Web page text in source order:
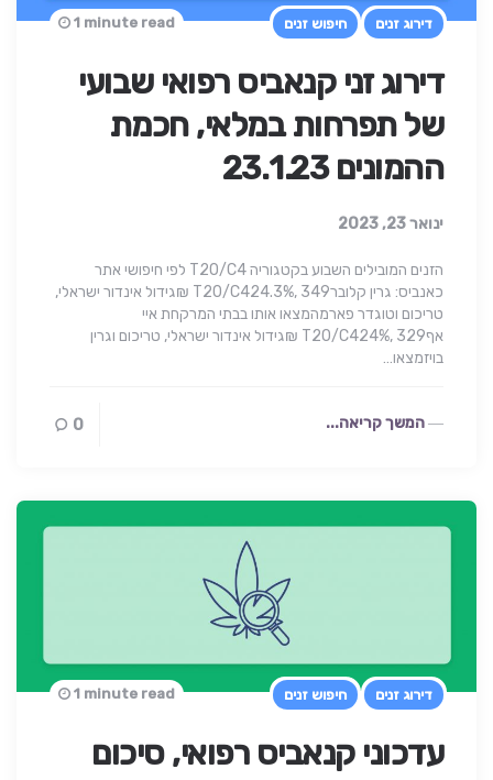
דירוג זנים חיפוש זנים
דירוג זני קנאביס רפואי שבועי
של תפרחות במלאי, חכמת
ההמונים 23.1.23
ינואר 23, 2023
1 minute read
הזנים המובילים השבוע בקטגוריה T20/C4 לפי חיפושי אתר
כאנביס: גרין קלוברT20/C424.3%, 349 ₪גידול אינדור ישראלי,
טריכום וטוגדר פארמהמצאו אותו בבתי המרקחת איי
אףT20/C424%, 329 ₪גידול אינדור ישראלי, טריכום וגרין
בויזמצאו…
המשך קריאה... 0
דירוג זנים חיפוש זנים
עדכוני קנאביס רפואי, סיכום
1 minute read